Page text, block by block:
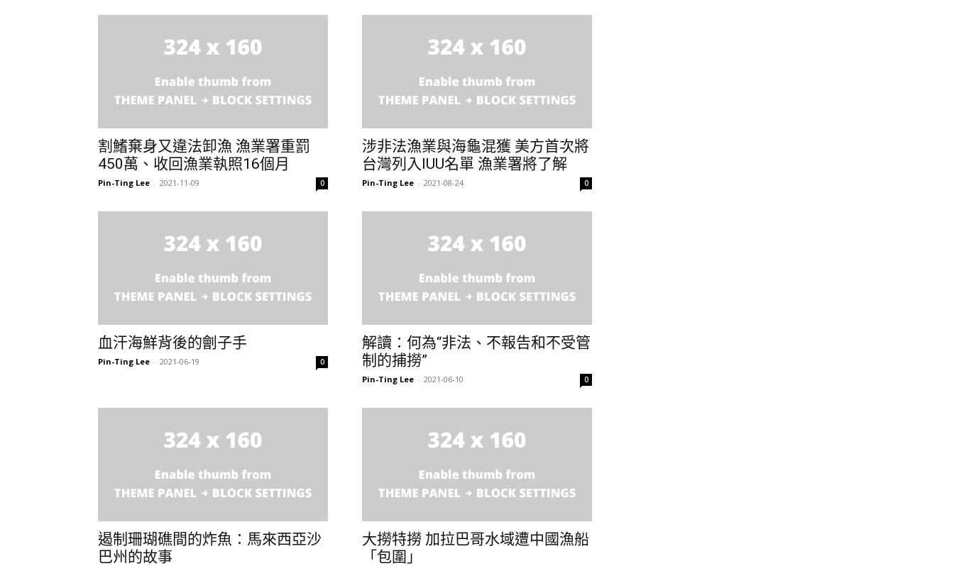
割鰭棄身又違法卸漁 漁業署重罰
450萬、收回漁業執照16個月
Pin-Ting Lee - 2021-11-09 0
涉非法漁業與海龜混獲 美方首次將
台灣列入IUU名單 漁業署將了解
Pin-Ting Lee - 2021-08-24 0
血汗海鮮背後的劊子手
Pin-Ting Lee - 2021-06-19 0
解讀：何為“非法、不報告和不受管
制的捕撈”
Pin-Ting Lee - 2021-06-10 0
遏制珊瑚礁間的炸魚：馬來西亞沙
巴州的故事
大撈特撈 加拉巴哥水域遭中國漁船
「包圍」